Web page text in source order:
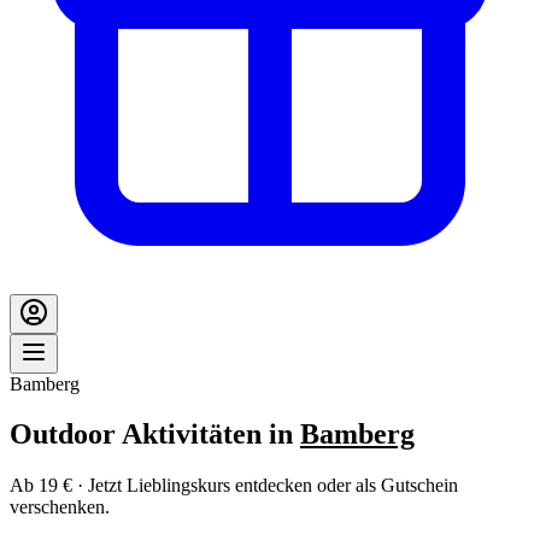
Bamberg
Outdoor Aktivitäten in Bamberg
Ab 19 € · Jetzt Lieblingskurs entdecken oder als Gutschein
verschenken.